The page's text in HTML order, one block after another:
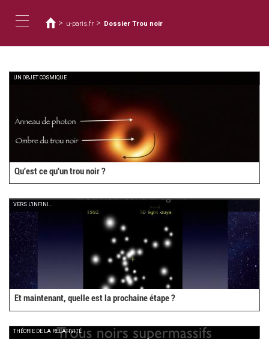
contenu
navigation
êtes
ici
> u-paris.fr > Dossier Trou noir
UN OBJET COSMIQUE
Qu'est ce qu'un trou noir ?
VERS L'INFINI...
Et maintenant, quelle est la prochaine étape ?
THÉORIE DE LA RELATIVITÉ